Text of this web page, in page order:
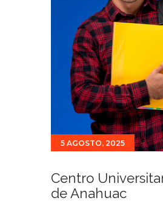
Contacto
5 AGOSTO, 2025
Centro
de Anahuac